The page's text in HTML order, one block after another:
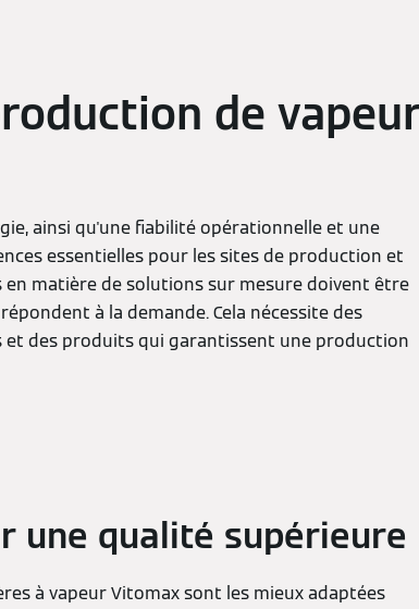
de
ainsi qu'une fiabilité opérationnelle et une
essentielles pour les sites de production et
matière de solutions sur mesure doivent être
à la demande. Cela nécessite des
et des produits qui garantissent une production
une qualité supérieure
à vapeur Vitomax sont les mieux adaptées